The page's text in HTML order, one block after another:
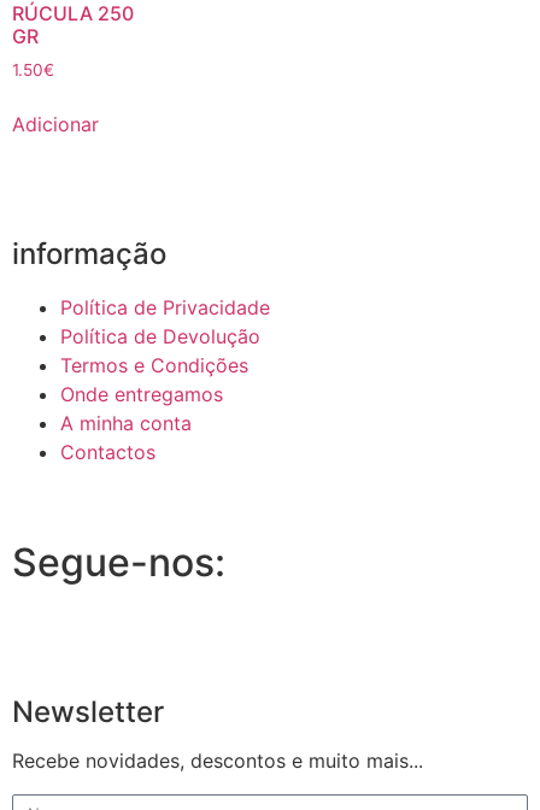
RÚCULA 250
GR
1.50€
Adicionar
informação
Política de Privacidade
Política de Devolução
Termos e Condições
Onde entregamos
A minha conta
Contactos
Segue-nos:
Newsletter
Recebe novidades, descontos e muito mais...